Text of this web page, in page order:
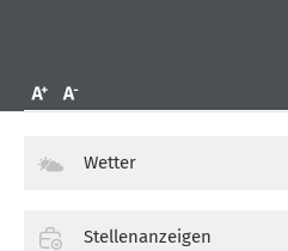
Wetter
Stellenanzeigen